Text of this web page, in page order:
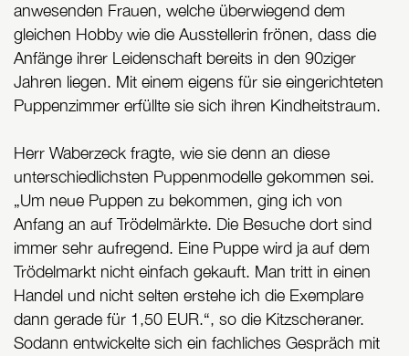
anwesenden Frauen, welche überwiegend dem
gleichen Hobby wie die Ausstellerin frönen, dass die
Anfänge ihrer Leidenschaft bereits in den 90ziger
Jahren liegen. Mit einem eigens für sie eingerichteten
Puppenzimmer erfüllte sie sich ihren Kindheitstraum.
Herr Waberzeck fragte, wie sie denn an diese
unterschiedlichsten Puppenmodelle gekommen sei.
„Um neue Puppen zu bekommen, ging ich von
Anfang an auf Trödelmärkte. Die Besuche dort sind
immer sehr aufregend. Eine Puppe wird ja auf dem
Trödelmarkt nicht einfach gekauft. Man tritt in einen
Handel und nicht selten erstehe ich die Exemplare
dann gerade für 1,50 EUR.“, so die Kitzscheraner.
Sodann entwickelte sich ein fachliches Gespräch mit